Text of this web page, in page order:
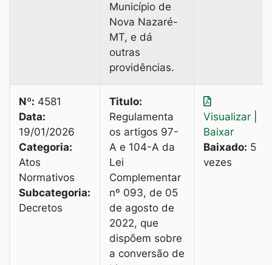
Município de
Nova Nazaré-
MT, e dá
outras
providências.
Nº: 4581
Data:
19/01/2026
Categoria:
Atos
Normativos
Subcategoria:
Decretos
Titulo:
Regulamenta
os artigos 97-
A e 104-A da
Lei
Complementar
nº 093, de 05
de agosto de
2022, que
dispõem sobre
a conversão de
Visualizar
Baixar
Baixado: 5
vezes